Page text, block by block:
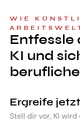
WIE
Entfessle
KI und
Ergreife
Stell dir vor, KI